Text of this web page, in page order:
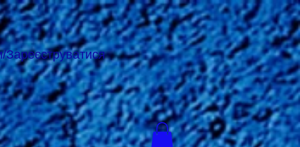
Зареєструватися